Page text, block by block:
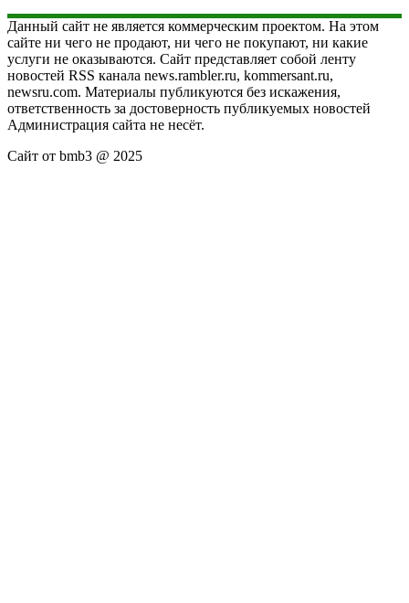
Данный сайт не является коммерческим проектом. На этом
сайте ни чего не продают, ни чего не покупают, ни какие
услуги не оказываются. Сайт представляет собой ленту
новостей RSS канала news.rambler.ru, kommersant.ru,
newsru.com. Материалы публикуются без искажения,
ответственность за достоверность публикуемых новостей
Администрация сайта не несёт.
Сайт от bmb3 @ 2025